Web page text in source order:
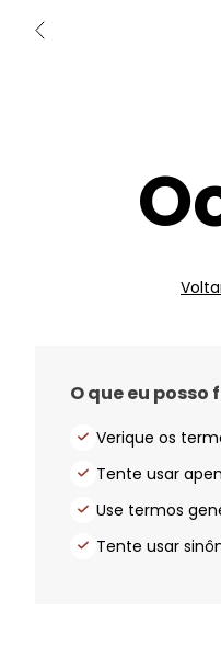
O que eu posso
Verique os
Tente usar
Use termos
Tente usar